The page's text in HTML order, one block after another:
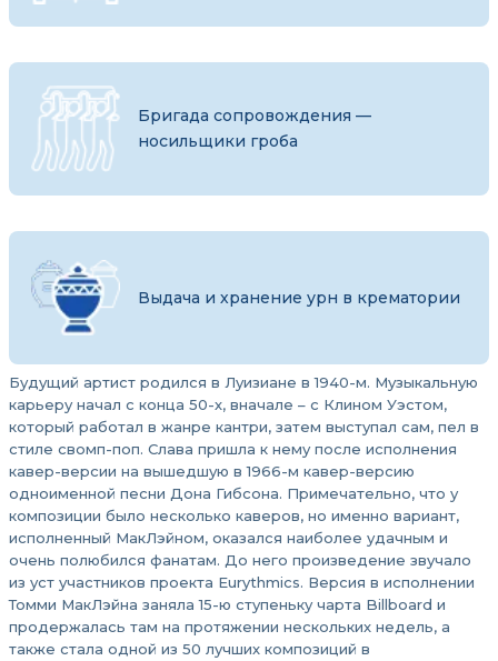
Бригада сопровождения —
носильщики гроба
Выдача и хранение урн в крематории
Будущий артист родился в Луизиане в 1940-м. Музыкальную
карьеру начал с конца 50-х, вначале – с Клином Уэстом,
который работал в жанре кантри, затем выступал сам, пел в
стиле свомп-поп. Слава пришла к нему после исполнения
кавер-версии на вышедшую в 1966-м кавер-версию
одноименной песни Дона Гибсона. Примечательно, что у
композиции было несколько каверов, но именно вариант,
исполненный МакЛэйном, оказался наиболее удачным и
очень полюбился фанатам. До него произведение звучало
из уст участников проекта Eurythmics. Версия в исполнении
Томми МакЛэйна заняла 15-ю ступеньку чарта Billboard и
продержалась там на протяжении нескольких недель, а
также стала одной из 50 лучших композиций в